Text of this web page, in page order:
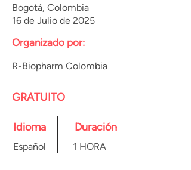
Bogotá, Colombia
16 de Julio de 2025
Organizado por:
R-Biopharm Colombia
GRATUITO
Idioma Duración
Español 1 HORA